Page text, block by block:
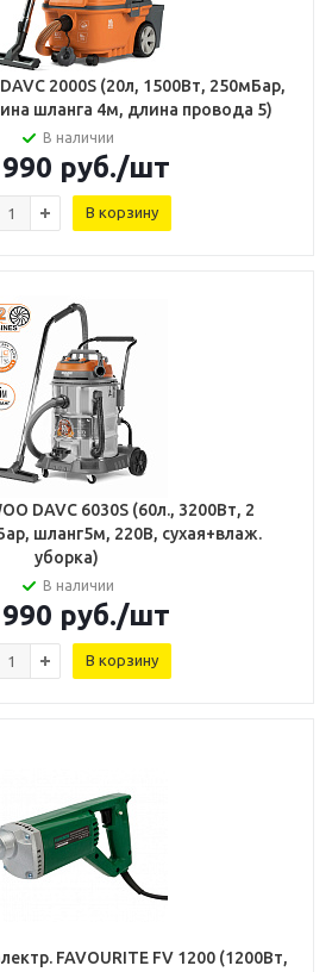
2000S (20л, 1500Вт, 250мБар,
шланга 4м, длина провода 5)
В наличии
руб./шт
В корзину
DAVC 6030S (60л., 3200Вт, 2
шланг5м, 220В, сухая+влаж.
уборка)
В наличии
руб./шт
В корзину
FAVOURITE FV 1200 (1200Вт,